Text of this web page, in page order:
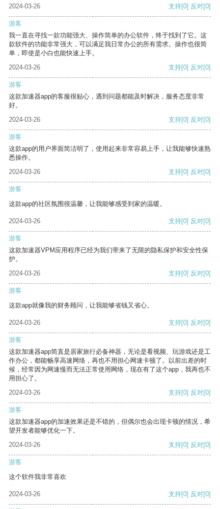
2024-03-26 支持[0] 反对[0]
游客
我一直在寻找一款功能强大、操作简单的办公软件，终于找到了它。这
款软件的功能非常强大，可以满足我日常办公的所有需求。操作也很简
单，即使是小白也能快速上手。
2024-03-26
支持[0] 反对[0]
游客
这款加速器app的客服很贴心，遇到问题都能及时解决，服务态度非常
好。
2024-03-26
支持[0] 反对[0]
游客
这款app的用户界面简洁明了，使用起来非常容易上手，让我能够快速熟
悉操作。
2024-03-26
支持[0] 反对[0]
游客
这款app的社区氛围很温馨，让我能够感受到家的温暖。
2024-03-26 支持[0] 反对[0]
游客
这款加速器VPM应用程序已经为我们带来了无限的隐私保护和安全性保
护。
2024-03-26
支持[0] 反对[0]
游客
这款app就像我的财务顾问，让我能够省钱又省心。
2024-03-26 支持[0] 反对[0]
游客
这款加速器app简直是居家旅行必备神器，无论是看视频、玩游戏还是工
作办公，都能畅享高速网络，再也不用担心网速卡顿了。以前出差的时
候，经常因为网速慢而无法正常使用网络，现在有了这个app，我再也不
用担心了。
2024-03-26
支持[0] 反对[0]
游客
这款加速器app的加速效果还是不错的，但偶尔也会出现卡顿的情况，希
望开发者能够优化一下。
2024-03-26
支持[0] 反对[0]
游客
这个软件我非常喜欢
2024-03-26 支持[0] 反对[0]